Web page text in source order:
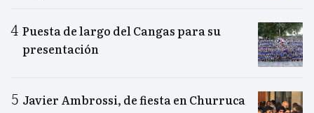
Puesta de largo del Cangas para su
presentación
Javier Ambrossi, de fiesta en Churruca